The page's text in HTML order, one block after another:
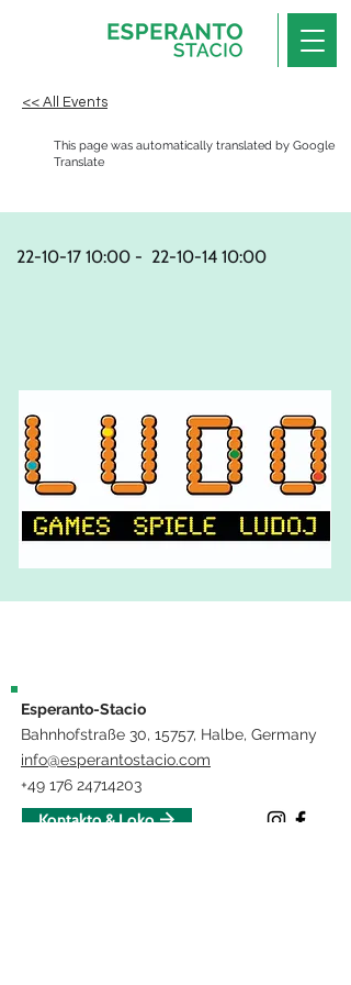
<< All Events
This page was automatically translated by Google
Translate
22-10-14 10:00
-
22-10-17 10:00
Esperanto-Stacio
Bahnhofstraße 30, 15757, Halbe, Germany
info@esperantostacio.com
+49 176 24714203
Kontakto & Loko